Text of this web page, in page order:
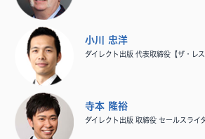
小川 忠洋
ダイレクト出版 代表取締役【ザ・レ
寺本 隆裕
ダイレクト出版 取締役 セールスライ